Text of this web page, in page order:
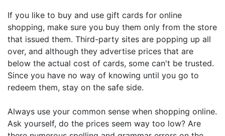
If you like to buy and use gift cards for online
shopping, make sure you buy them only from the store
that issued them. Third-party sites are popping up all
over, and although they advertise prices that are
below the actual cost of cards, some can't be trusted.
Since you have no way of knowing until you go to
redeem them, stay on the safe side.
Always use your common sense when shopping online.
Ask yourself, do the prices seem way too low? Are